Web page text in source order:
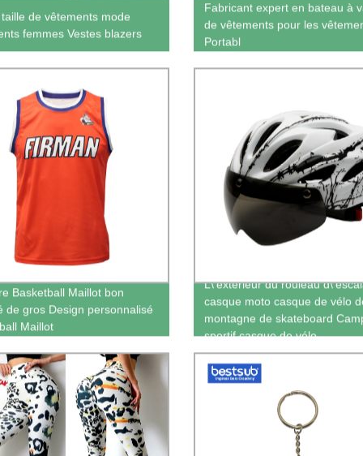
de vêtements mode
femmes Vestes blazers
Fabricant expert en bateau à
de vêtements pour les
Portabl
Basketball Maillot bon
de gros Design personnalisé
Maillot
L\'extérieur du rouleau
casque moto casque de vélo
montagne de skateboard
sportif casque de vélo